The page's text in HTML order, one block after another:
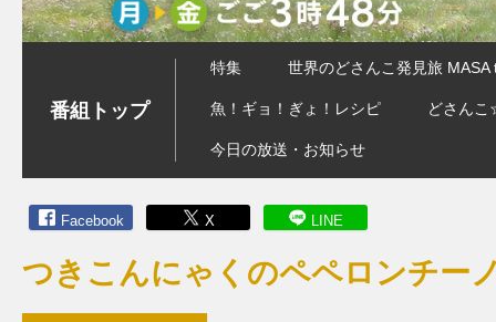
番組トップ
特集 世界のどさんこ発見旅 MASA
魚！ギョ！ぎょ！レシピ どさん
今日の放送・お知らせ
Facebook X LINE
つきこんにゃくのペペロンチー